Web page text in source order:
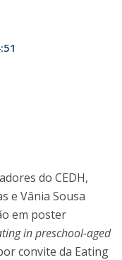
do CEDH,
e Vânia Sousa
em poster
in preschool-aged
convite da Eating